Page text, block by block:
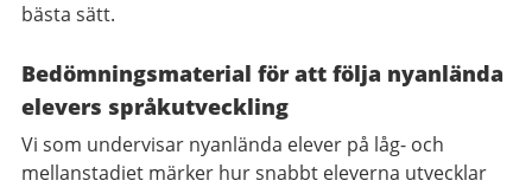
bästa sätt.
Bedömningsmaterial för att följa nyanlända
elevers språkutveckling
Vi som undervisar nyanlända elever på låg- och
mellanstadiet märker hur snabbt eleverna utvecklar